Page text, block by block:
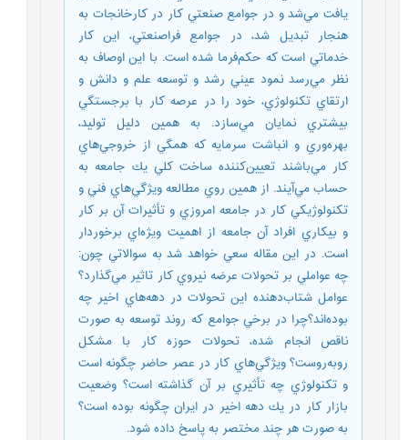
يافت مي‌شد و در جوامع صنعتي كار در كارخانجات به
هنجار تبديل شد، در جوامع فراصنعتي، اين كار
خدماتي است كه حكم‌فرما شده است. با اين اوصاف به
نظر مي‌رسد نمود عيني رشد و توسعه علم و دانش و
ارتقاي تكنولوژي، خود را در عرصه كار با برجستگي
بيشتري نمايان مي‌سازد. به همين دليل توليد،
بهره‌وري و انباشت سرمايه كه همگي از خروجي‌هاي
كار مي‌باشند تعيين‌كننده ساخت كلي يك جامعه به
حساب مي‌آيند. از همين روي مطالعه ويژگي‌هاي فني و
تكنولوژيكي كار در جامعه امروزي و تأثيرات آن بر كار
و بيكاري افراد آن جامعه از اهميت ويژه‌اي برخوردار
است. در اين مقاله سعي خواهد شد به سوالاتي چون:
چه عواملي بر تحولات عرضه نيروي كار تاثير مي‌گذارد؟
عوامل شتاب‌دهنده اين تحولات در دهه‌‌هاي اخير چه
بوده‌اند؟چرا در برخي جوامع كه روند توسعه به صورت
ناقص انجام شده، تحولات حوزه كار با مشكل
روبه‌روست؟ ويژگي‌هاي كار در عصر حاضر چگونه است
و تكنولوژي چه تأثيري بر آن گذاشته است؟ وضعيت
بازار كار در يك دهه‌ اخير در ايران چگونه بوده است؟
به صورت هر چند مختصر به پاسخ داده شود.